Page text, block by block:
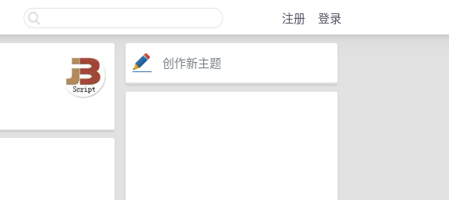
注册 登录
创作新主题